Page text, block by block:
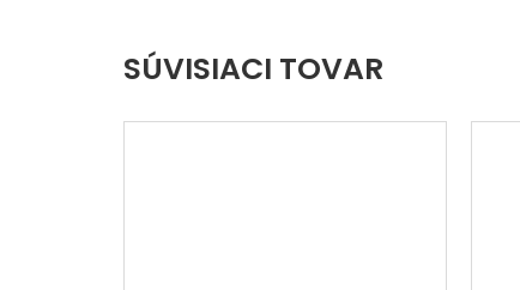
SÚVISIACI TOVAR